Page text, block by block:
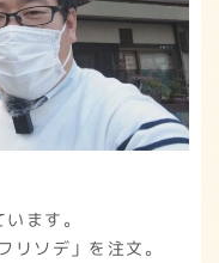
ます。
ソデ」を注文。